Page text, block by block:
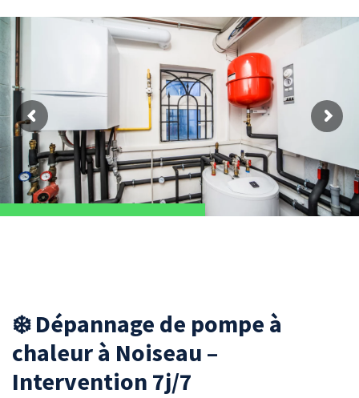
❄️ Dépannage de pompe à
chaleur à Noiseau –
Intervention 7j/7